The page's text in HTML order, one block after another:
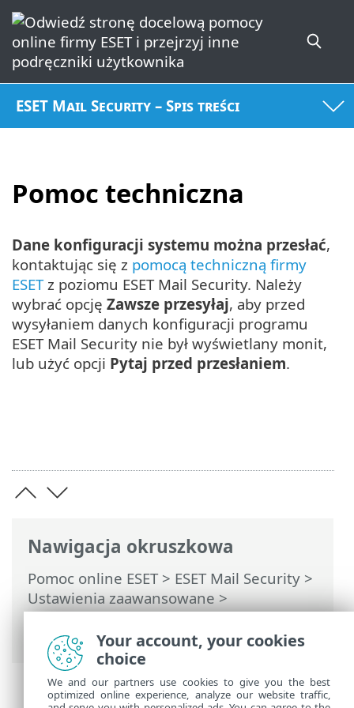
ESET Mail Security – Spis treści
Pomoc techniczna
Nawigacja okruszkowa
Pomoc online ESET> ESET Mail Security >
Ustawienia zaawansowane>
Konfiguracja narzędzi>Diagnostyka>
Pomoc techniczna
Dane konfiguracji systemu można przesłać,
kontaktując się z pomocą techniczną firmy
ESETz poziomu ESET Mail Security. Należy
wybrać opcję Zawsze przesyłaj, aby przed
wysyłaniem danych konfiguracji programu
ESET Mail Security nie był wyświetlany monit,
lub użyć opcji Pytaj przed przesłaniem.
Your account, your cookies
choice
We and our partners use cookies to give you the best
optimized online experience, analyze our website traffic,